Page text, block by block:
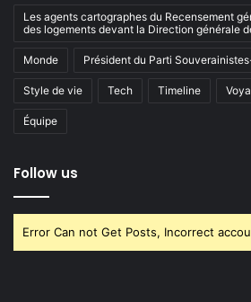
Les agents cartographes du Recensement
des logements devant la Direction générale
Monde Président du Parti
Style de vie Tech Timeline
Équipe
Follow us
Error Can not Get Posts, Incorrect